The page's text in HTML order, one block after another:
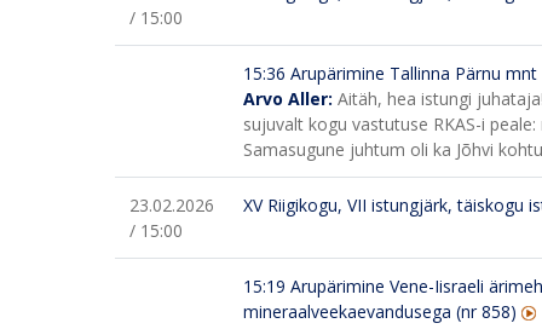
/ 15:00
15:36 Arupärimine Tallinna Pärnu
Arvo Aller: Aitäh, hea istungi
sujuvalt kogu vastutuse RKAS-i
Samasugune juhtum oli ka Jõhvi
23.02.2026
/ 15:00
XV Riigikogu, VII istungjärk, täiskogu
15:19 Arupärimine Vene-Iisraeli
mineraalveekaevandusega (nr 858)